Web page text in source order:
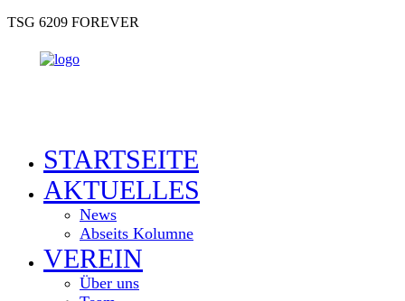
TSG 6209 FOREVER
STARTSEITE
AKTUELLES
News
Abseits Kolumne
VEREIN
Über uns